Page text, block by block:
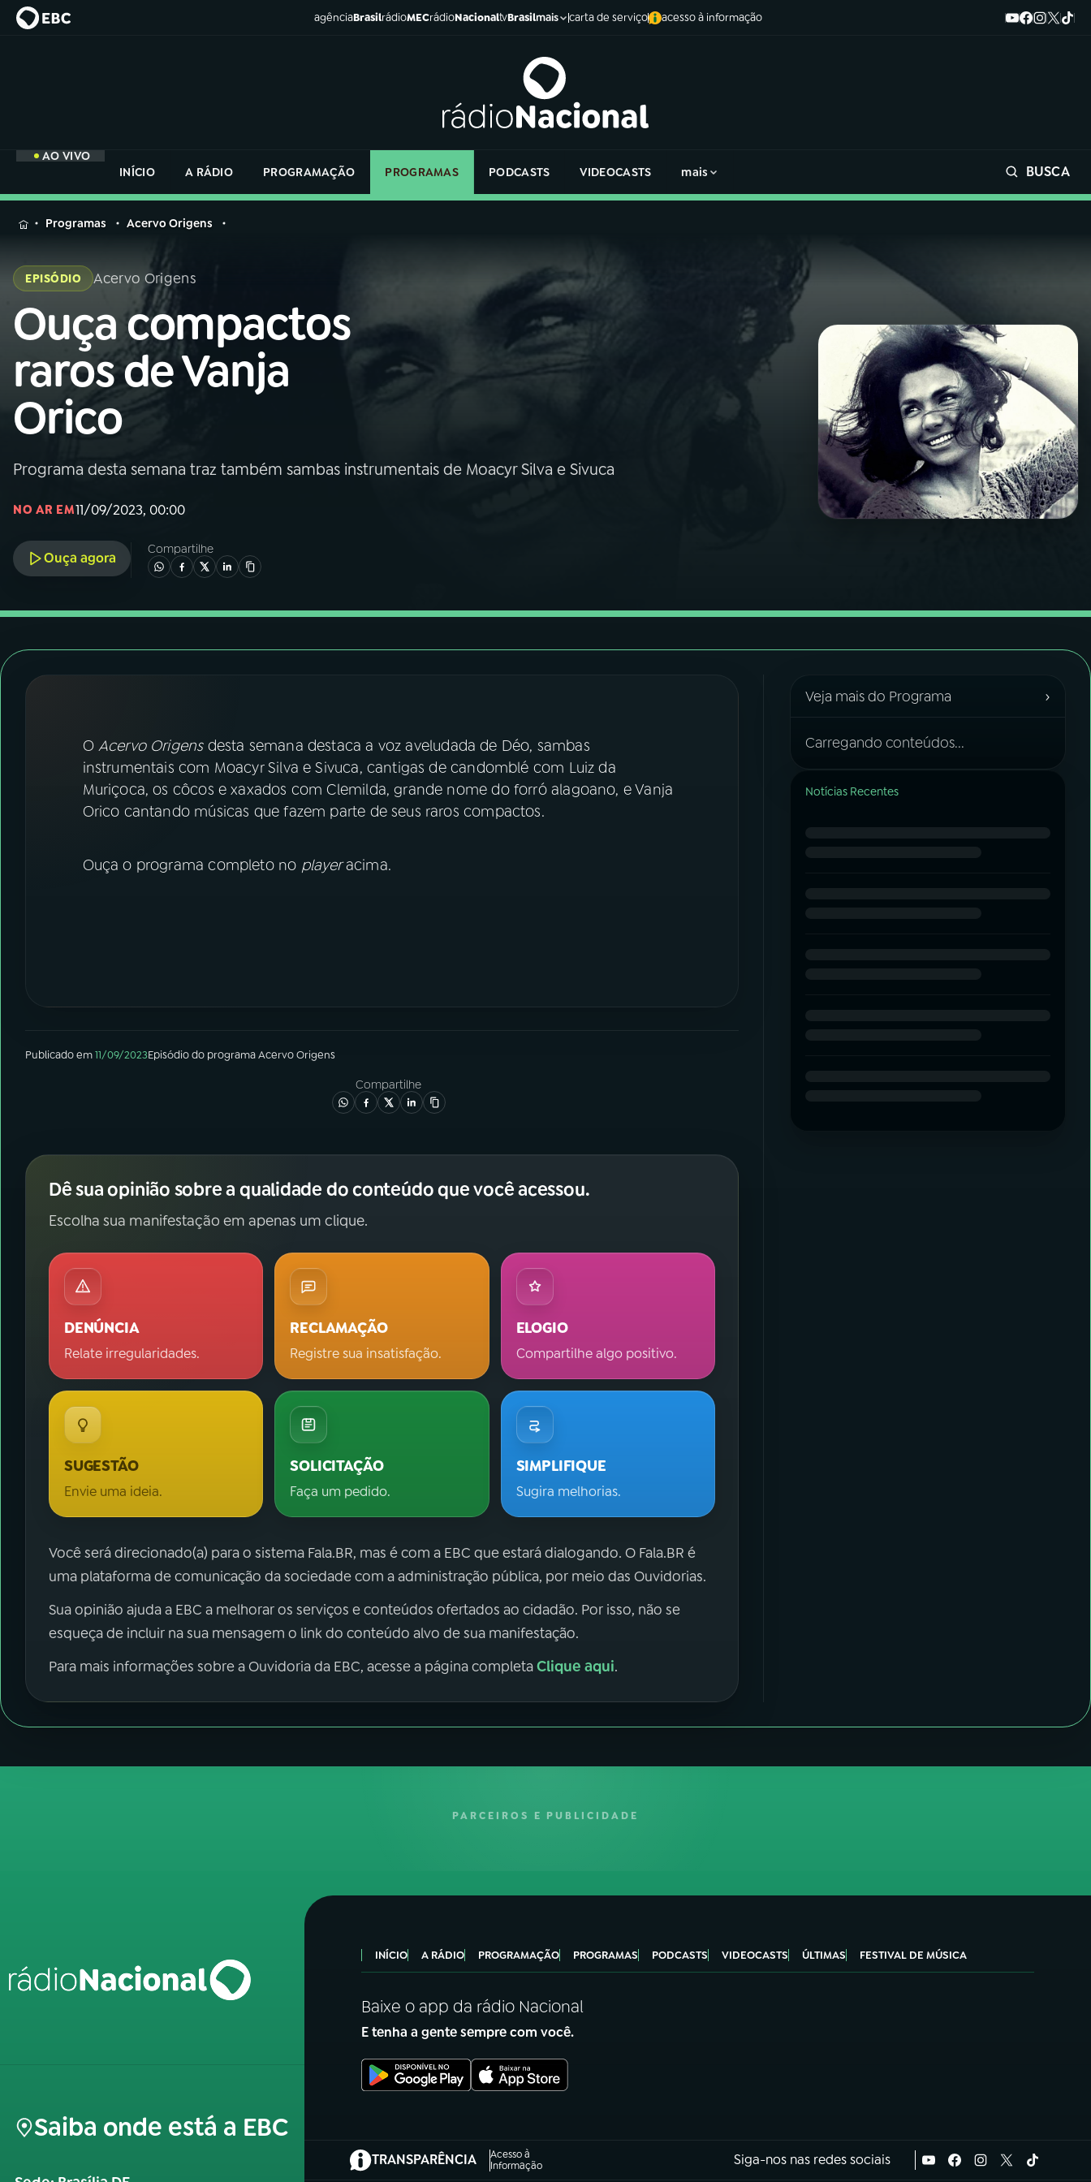
agênciaBrasilrádioMECrádioNacionaltvBrasilmais carta de serviço acesso à informação
AO VIVO
INÍCIO
A RÁDIO PROGRAMAÇÃO PROGRAMAS PODCASTS VIDEOCASTS mais BUSCA
MENU
Buscar
na
Rádio
Nacional
AO VIVO
01INÍCIO
A RÁDIO
03PROGRAMAÇÃO
PROGRAMAS
FESTIVAL DE MÚSICA
YouTube Facebook
na
Rádio
Programas Acervo Origens
EPISÓDIO Acervo Origens
Ouça compactos
raros de Vanja
Orico
Programa desta semana traz também sambas instrumentais de Moacyr Silva e Sivuca
NO AR EM11/09/2023, 00:00
Ouça agora
Compartilhe
O Acervo Origensdesta semana destaca a voz aveludada de Déo, sambas
instrumentais com Moacyr Silva e Sivuca, cantigas de candomblé com Luiz da
Muriçoca, os côcos e xaxados com Clemilda, grande nome do forró alagoano, e Vanja
Orico cantando músicas que fazem parte de seus raros compactos.
Ouça o programa completo no playeracima.
Publicado em11/09/2023Episódiodo programaAcervo Origens
Compartilhe
Dê sua opinião sobre a qualidade do conteúdo que você acessou.
Escolha sua manifestação em apenas um clique.
DENÚNCIA
Relate irregularidades.
RECLAMAÇÃO
Registre sua insatisfação.
ELOGIO
Compartilhe algo positivo.
SUGESTÃO
Envie uma ideia.
SOLICITAÇÃO
Faça um pedido.
SIMPLIFIQUE
Sugira melhorias.
Você será direcionado(a) para o sistema Fala.BR, mas é com a EBC que estará dialogando. O Fala.BR é
uma plataforma de comunicação da sociedade com a administração pública, por meio das Ouvidorias.
Sua opinião ajuda a EBC a melhorar os serviços e conteúdos ofertados ao cidadão. Por isso, não se
esqueça de incluir na sua mensagem o link do conteúdo alvo de sua manifestação.
Para mais informações sobre a Ouvidoria da EBC, acesse a página completaClique aqui.
Veja mais do Programa ›
Carregando conteúdos...
Notícias Recentes
PARCEIROS E PUBLICIDADE
Saiba onde está a EBC
INÍCIO A RÁDIO PROGRAMAÇÃO PROGRAMAS PODCASTS VIDEOCASTS ÚLTIMAS FESTIVAL DE MÚSICA
Baixe o app da rádio Nacional
E tenha a gente sempre com você.
TRANSPARÊNCIA
Acesso à
Informação
(abre em nova aba) Siga-nos nas redes sociais